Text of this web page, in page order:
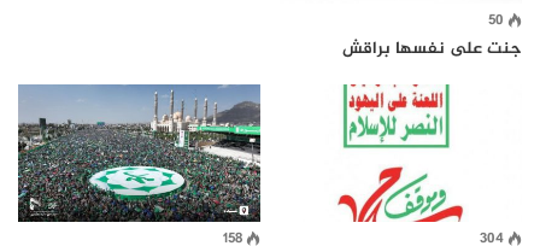
50
جنت على نفسها براقش
304
158